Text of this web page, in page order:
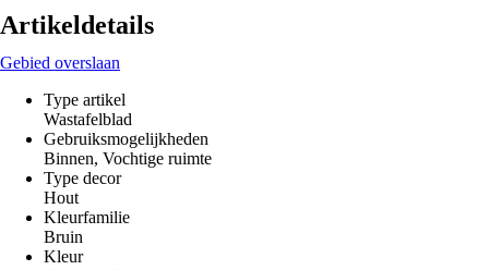
Artikeldetails
Gebied overslaan
Type artikel
Wastafelblad
Gebruiksmogelijkheden
Binnen, Vochtige ruimte
Type decor
Hout
Kleurfamilie
Bruin
Kleur